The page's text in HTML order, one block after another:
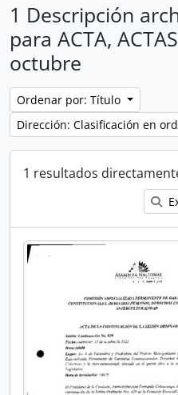
1 Descripción
para ACTA,
octubre
Ordenar por: Título
Dirección: Clasificación en
1 resultados